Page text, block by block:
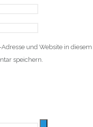
und Website in
speichern.